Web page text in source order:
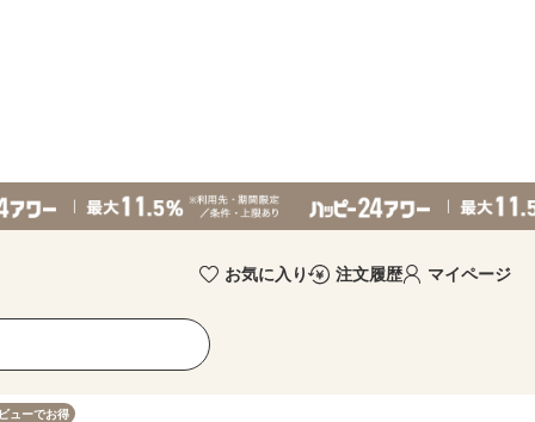
お気に入り 注文履歴 マイページ
ューでお得